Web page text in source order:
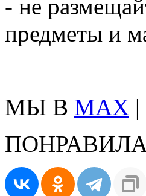
- не
предметы и
МЫ В MAX |